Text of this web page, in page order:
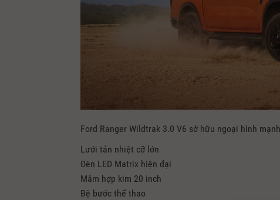
Ford Ranger Wildtrak 3.0 V6 sở hữu ngoại hình
Lưới tản nhiệt cỡ lớn
Đèn LED Matrix hiện đại
Mâm hợp kim 20 inch
Bệ bước thể thao